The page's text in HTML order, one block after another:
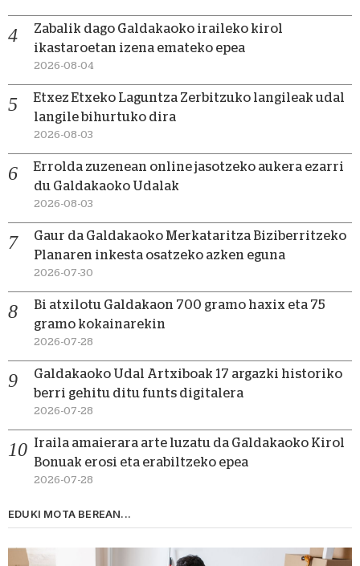
Zabalik dago Galdakaoko iraileko kirol
ikastaroetan izena emateko epea
2026-08-04
Etxez Etxeko Laguntza Zerbitzuko langileak udal
langile bihurtuko dira
2026-08-03
Errolda zuzenean online jasotzeko aukera ezarri
du Galdakaoko Udalak
2026-08-03
Gaur da Galdakaoko Merkataritza Biziberritzeko
Planaren inkesta osatzeko azken eguna
2026-07-30
Bi atxilotu Galdakaon 700 gramo haxix eta 75
gramo kokainarekin
2026-07-28
Galdakaoko Udal Artxiboak 17 argazki historiko
berri gehitu ditu funts digitalera
2026-07-28
Iraila amaierara arte luzatu da Galdakaoko Kirol
Bonuak erosi eta erabiltzeko epea
2026-07-28
EDUKI MOTA BEREAN...